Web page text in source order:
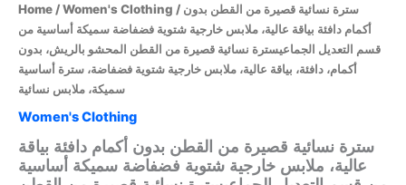
Home /Women's Clothing / سترة نسائية قصيرة من القطن بدون
أكمام دافئة بياقة عالية، ملابس خارجية شتوية فضفاضة سميكة أساسية من
قسم التعديل الجماعيسترة نسائية قصيرة من القطن المحشو بالريش، بدون
أكمام، دافئة، بياقة عالية، ملابس خارجية شتوية فضفاضة، سترة أساسية
سميكة، ملابس نسائية
Women's Clothing
سترة نسائية قصيرة من القطن بدون أكمام دافئة بياقة
عالية، ملابس خارجية شتوية فضفاضة سميكة أساسية